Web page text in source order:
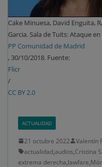
Cake Minuesa, David Enguita,
Garcia. Sala de Tuits: Ataque
PP Comunidad de Madrid
, 30/10/2018. Fuente:
Flicr
/
CC BY 2.0
ACTUALIDAD
21 octubre 2022
Valentín
actualidad,audios,Cristina
extrema derecha,lawfare,